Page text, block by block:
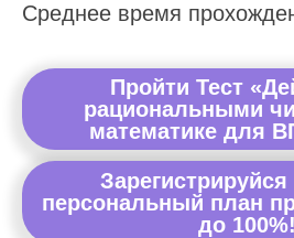
Среднее время
Пройти Тест
рациональными
математике для
персональный план
до 100%!